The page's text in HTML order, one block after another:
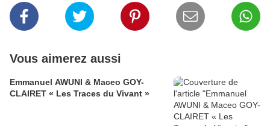
Vous aimerez aussi
Emmanuel AWUNI & Maceo GOY-
CLAIRET « Les Traces du Vivant »